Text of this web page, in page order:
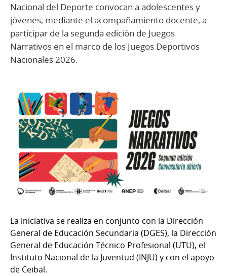
Nacional del Deporte convocan a adolescentes y
jóvenes, mediante el acompañamiento docente, a
participar de la segunda edición de Juegos
Narrativos en el marco de los Juegos Deportivos
Nacionales 2026.
La iniciativa se realiza en conjunto con la Dirección
General de Educación Secundaria (DGES), la Dirección
General de Educación Técnico Profesional (UTU), el
Instituto Nacional de la Juventud (INJU) y con el apoyo
de Ceibal.